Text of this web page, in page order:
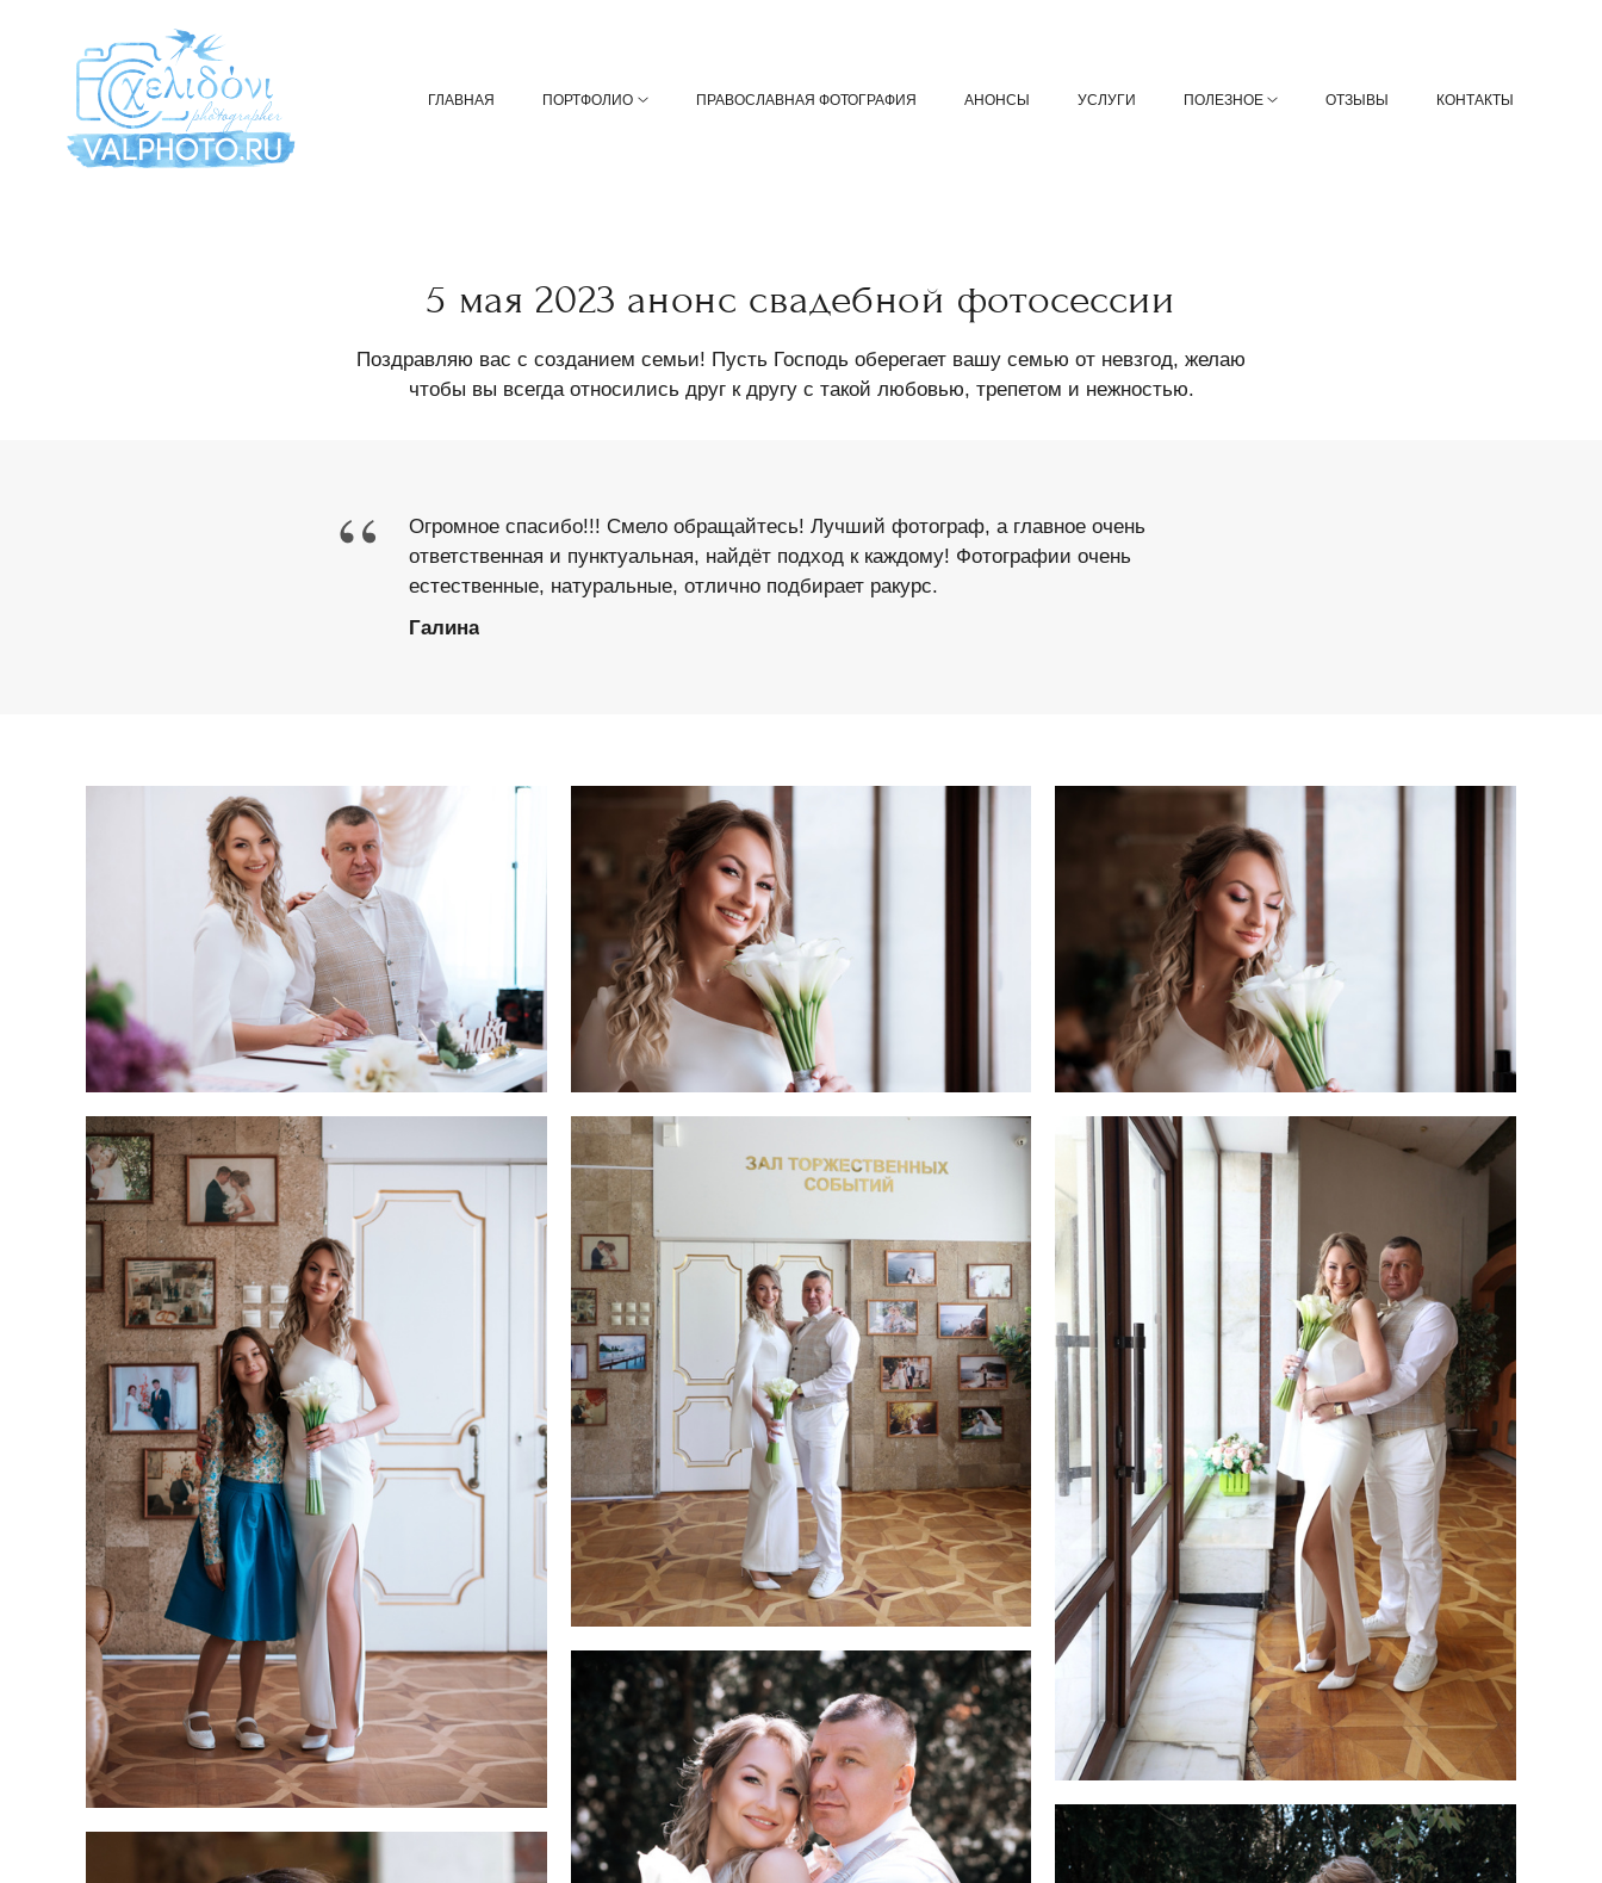
ГЛАВНАЯ ПОРТФОЛИО ПРАВОСЛАВНАЯ ФОТОГРАФИЯ АНОНСЫ УСЛУГИ ПОЛЕЗНОЕ ОТЗЫВЫ КОНТАКТЫ
5 мая 2023 анонс свадебной фотосессии
Поздравляю вас с созданием семьи! Пусть Господь оберегает вашу семью от невзгод, желаю
чтобы вы всегда относились друг к другу с такой любовью, трепетом и нежностью.
“
Огромное спасибо!!! Смело обращайтесь! Лучший фотограф, а главное очень
ответственная и пунктуальная, найдёт подход к каждому! Фотографии очень
естественные, натуральные, отлично подбирает ракурс.
Галина